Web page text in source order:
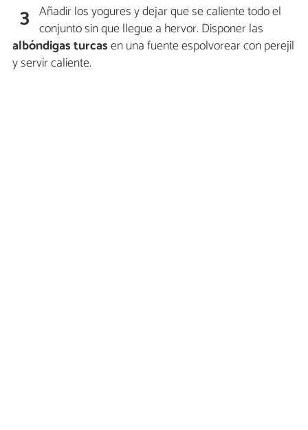
3 Añadir los yogures y dejar que se caliente todo el
conjunto sin que llegue a hervor. Disponer las
albóndigas turcasen una fuente espolvorear con perejil
y servir caliente.